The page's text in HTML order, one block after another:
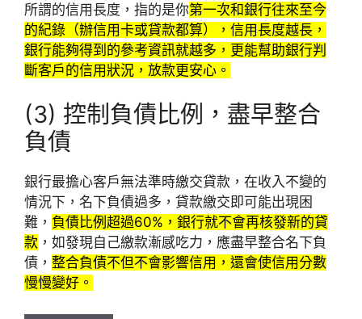
所謂的信用長度，指的是你第一次和銀行往來至今
的紀錄（辦信用卡或貸款都算），信用長度越長，
銀行能夠得到的參考資訊就越多，更能幫助銀行判
斷客戶的信用狀況，放款更安心。
(3) 控制負債比例，盡早整合
負債
銀行最擔心客戶無法準時繳交貸款，在收入不變的
情況下，名下負債過多，貸款繳交即可能出現困
難， 負債比例超過60%，銀行就不會再核發新的貸
款 ，如發現自己繳款漸感吃力，應盡早整合名下負
債， 整合負債不但不會影響信用，還會使信用分數
慢慢變好。